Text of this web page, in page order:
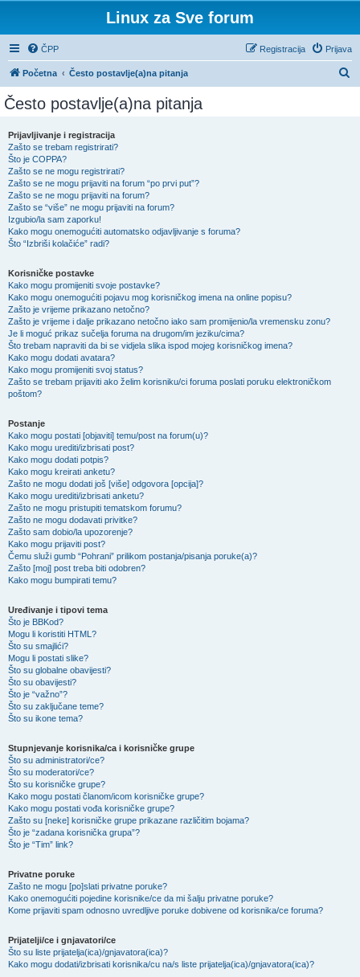
Linux za Sve forum
ČPP Prijava
Registracija
Početna Često postavlje(a)na pitanja
Često postavlje(a)na pitanja
Prijavljivanje i registracija
Zašto se trebam registrirati?
Što je COPPA?
Zašto se ne mogu registrirati?
Zašto se ne mogu prijaviti na forum “po prvi put”?
Zašto se ne mogu prijaviti na forum?
Zašto se “više” ne mogu prijaviti na forum?
Izgubio/la sam zaporku!
Kako mogu onemogućiti automatsko odjavljivanje s foruma?
Što “Izbriši kolačiće” radi?
Korisničke postavke
Kako mogu promijeniti svoje postavke?
Kako mogu onemogućiti pojavu mog korisničkog imena na online popisu?
Zašto je vrijeme prikazano netočno?
Zašto je vrijeme i dalje prikazano netočno iako sam promijenio/la vremensku zonu?
Je li moguć prikaz sučelja foruma na drugom/im jeziku/cima?
Što trebam napraviti da bi se vidjela slika ispod mojeg korisničkog imena?
Kako mogu dodati avatara?
Kako mogu promijeniti svoj status?
Zašto se trebam prijaviti ako želim korisniku/ci foruma poslati poruku elektroničkom
poštom?
Postanje
Kako mogu postati [objaviti] temu/post na forum(u)?
Kako mogu urediti/izbrisati post?
Kako mogu dodati potpis?
Kako mogu kreirati anketu?
Zašto ne mogu dodati još [više] odgovora [opcija]?
Kako mogu urediti/izbrisati anketu?
Zašto ne mogu pristupiti tematskom forumu?
Zašto ne mogu dodavati privitke?
Zašto sam dobio/la upozorenje?
Kako mogu prijaviti post?
Čemu služi gumb “Pohrani” prilikom postanja/pisanja poruke(a)?
Zašto [moj] post treba biti odobren?
Kako mogu bumpirati temu?
Uređivanje i tipovi tema
Što je BBKod?
Mogu li koristiti HTML?
Što su smajlići?
Mogu li postati slike?
Što su globalne obavijesti?
Što su obavijesti?
Što je “važno”?
Što su zaključane teme?
Što su ikone tema?
Stupnjevanje korisnika/ca i korisničke grupe
Što su administratori/ce?
Što su moderatori/ce?
Što su korisničke grupe?
Kako mogu postati članom/icom korisničke grupe?
Kako mogu postati vođa korisničke grupe?
Zašto su [neke] korisničke grupe prikazane različitim bojama?
Što je “zadana korisnička grupa”?
Što je “Tim” link?
Privatne poruke
Zašto ne mogu [po]slati privatne poruke?
Kako onemogućiti pojedine korisnike/ce da mi šalju privatne poruke?
Kome prijaviti spam odnosno uvredljive poruke dobivene od korisnika/ce foruma?
Prijatelji/ce i gnjavatori/ce
Što su liste prijatelja(ica)/gnjavatora(ica)?
Kako mogu dodati/izbrisati korisnika/cu na/s liste prijatelja(ica)/gnjavatora(ica)?